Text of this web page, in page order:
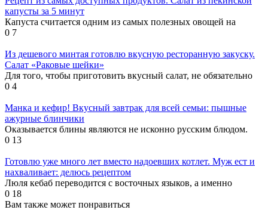
капусты за 5 минут
Капуста считается одним из самых полезных овощей на
0 7
Из дешевого минтая готовлю вкусную ресторанную закуску.
Салат «Раковые шейки»
Для того, чтобы приготовить вкусный салат, не обязательно
0 4
Манка и кефир! Вкусный завтрак для всей семьи: пышные
ажурные блинчики
Оказывается блины являются не исконно русским блюдом.
0 13
Готовлю уже много лет вместо надоевших котлет. Муж ест и
нахваливает: делюсь рецептом
Люля кебаб переводится с восточных языков, а именно
0 18
Вам также может понравиться